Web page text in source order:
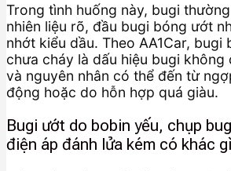
Trong tình huống này, bugi
nhiên liệu rõ, đầu bugi bóng ướt
nhớt kiểu dầu. Theo AA1Car, bugi
chưa cháy là dấu hiệu bugi
và nguyên nhân có thể đến từ
động hoặc do hỗn hợp quá giàu.
Bugi ướt do bobin yếu, chụp
điện áp đánh lửa kém có khác